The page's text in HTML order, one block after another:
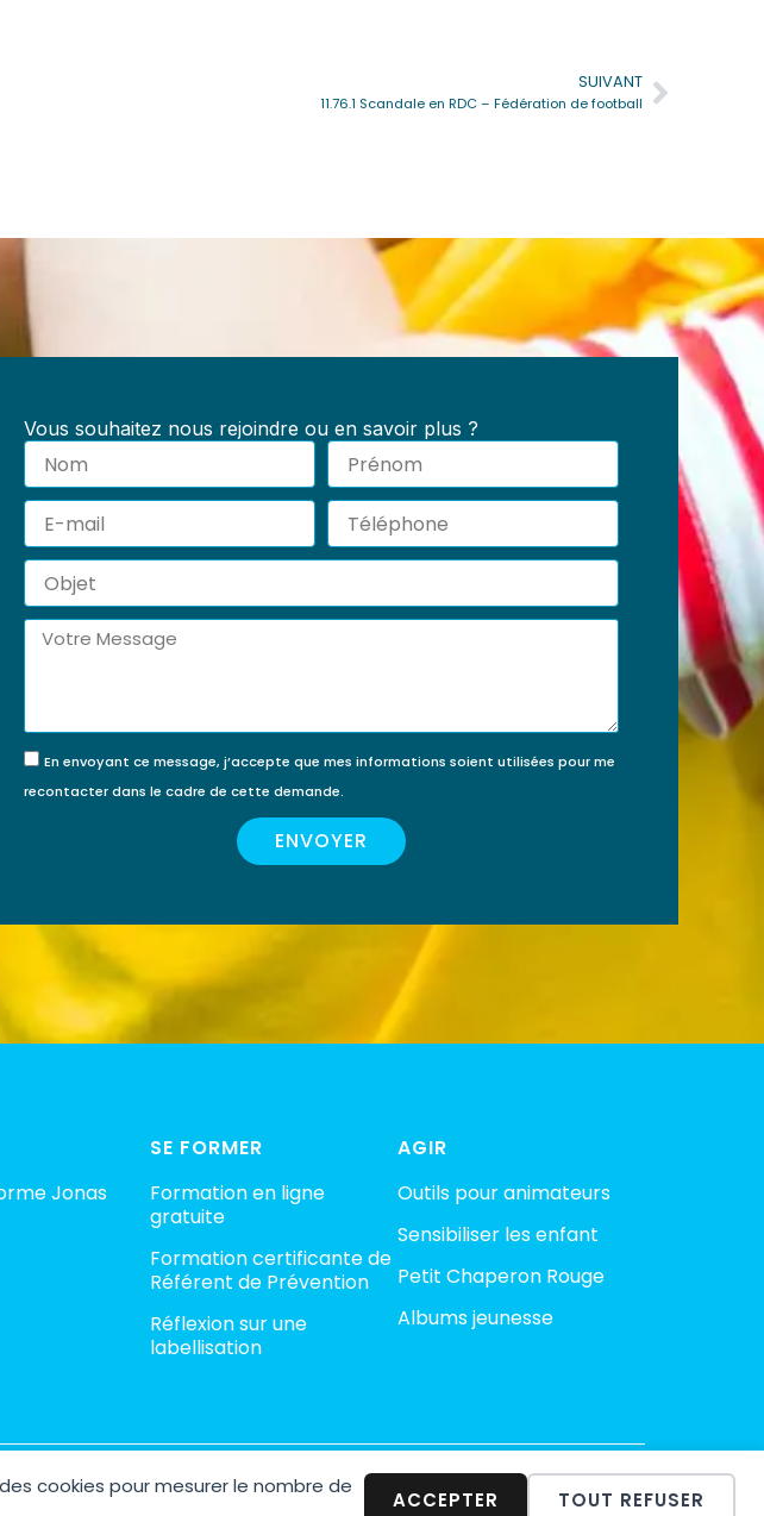
cookies pour mesurer le nombre de
ACCEPTER TOUT REFUSER
SUIVANT
11.76.1 Scandale en RDC – Fédération de football
Vous souhaitez nous rejoindre ou en savoir plus ?
Nom
Prénom
E-
mail
Téléphone
Objet
Message
En envoyant ce message, j’accepte que mes informations soient utilisées pour me
recontacter dans le cadre de cette demande.
ENVOYER
Jonas
SE FORMER
Formation en ligne
gratuite
Formation certificante de
Référent de Prévention
Réflexion sur une
labellisation
AGIR
Outils pour animateurs
Sensibiliser les enfant
Petit Chaperon Rouge
Albums jeunesse
contre la pédocriminalité
100 % à distance
la prévention des
accueillant des mineurs :
médico-sociales,
vous permet d’acquérir
pour agir efficacement
JE FINANCE MA
FORMATION MOI-
MÊME